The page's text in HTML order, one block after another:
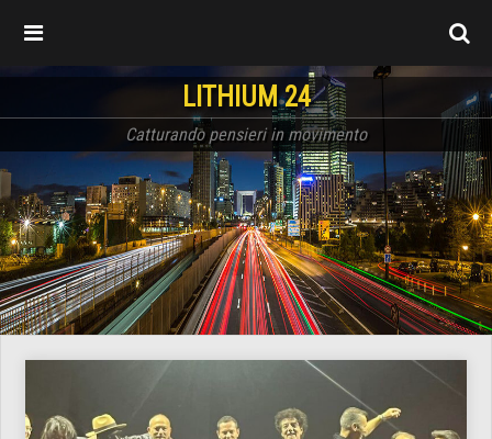
LITHIUM 24
Catturando pensieri in movimento